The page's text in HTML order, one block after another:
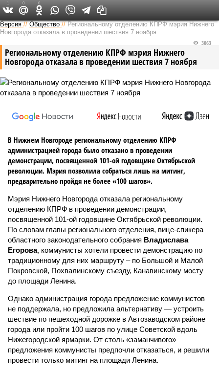
Версия в Кирове
Версия //Общество //Региональному отделению КПРФ мэрия Нижнего
Новгорода отказала в проведении шествия 7 ноября
Региональному отделению КПРФ мэрия Нижнего
Новгорода отказала в проведении шествия 7 ноября
3063
В Нижнем Новгороде региональному отделению КПРФ
администрацией города было отказано в проведении
демонстрации, посвященной 101-ой годовщине Октябрьской
революции. Мэрия позволила собраться лишь на митинг,
предварительно пройдя не более «100 шагов».
Мэрия Нижнего Новгорода отказала региональному
отделению КПРФ в проведении демонстрации,
посвященной 101-ой годовщине Октябрьской революции.
По словам главы регионального отделения, вице-спикера
областного законодательного собрания Владислава
Егорова, коммунисты хотели провести демонстрацию по
традиционному для них маршруту – по Большой и Малой
Покровской, Похвалинскому съезду, Канавинскому мосту
до площади Ленина.
Однако администрация города предложение коммунистов
не поддержала, но предложила альтернативу — устроить
шествие по пешеходной дорожке в Автозаводском районе
города или пройти 100 шагов по улице Советской вдоль
Нижегородской ярмарки. От столь «заманчивого»
предложения коммунисты предпочли отказаться, и решили
провести только митинг на площади Ленина.
1 0 0